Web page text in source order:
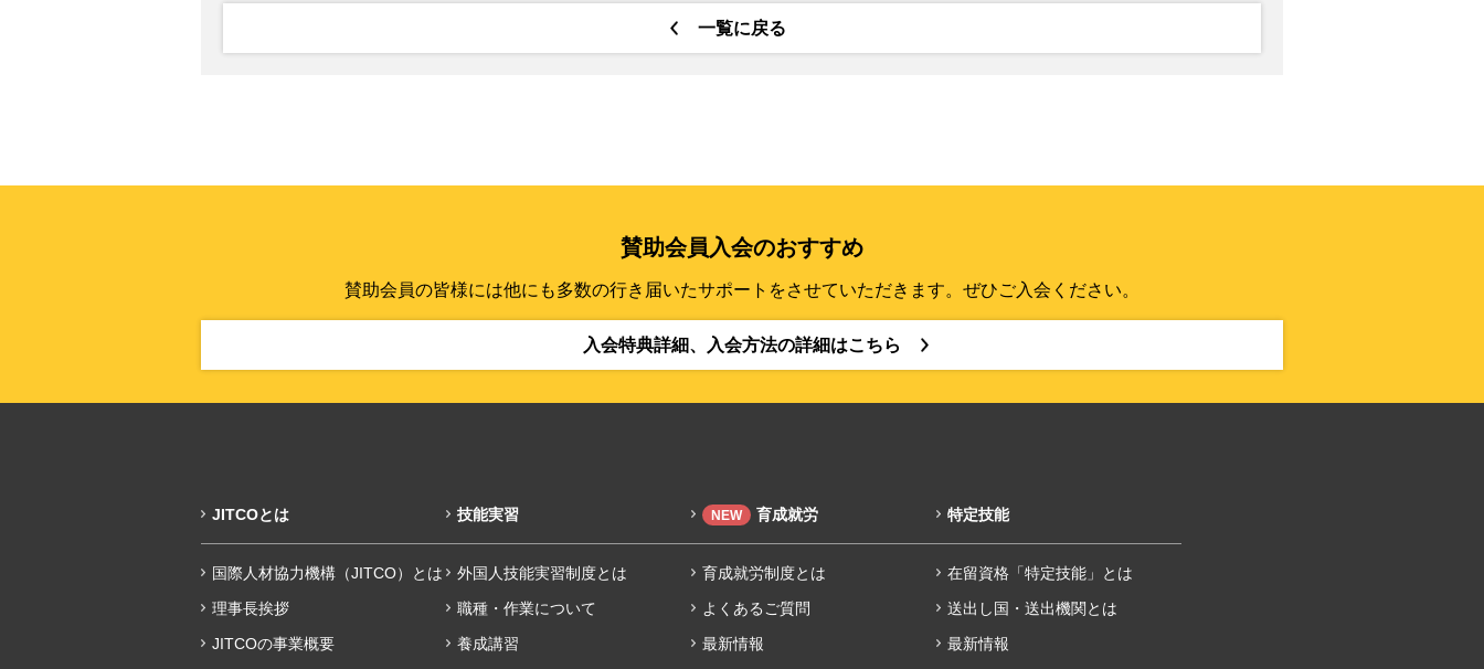
一覧に戻る
賛助会員入会のおすすめ
賛助会員の皆様には他にも多数の行き届いたサポートをさせていただきます。ぜひご入会ください。
入会特典詳細、入会方法の詳細はこちら
JITCOとは
国際人材協力機構（JITCO）とは
理事長挨拶
JITCOの事業概要
技能実習
外国人技能実習制度とは
職種・作業について
養成講習
NEW 育成就労
育成就労制度とは
よくあるご質問
最新情報
特定技能
在留資格「特定技能」とは
送出し国・送出機関とは
最新情報